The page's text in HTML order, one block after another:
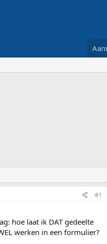
#1
hoe laat ik DAT gedeelte
werken in een formulier?